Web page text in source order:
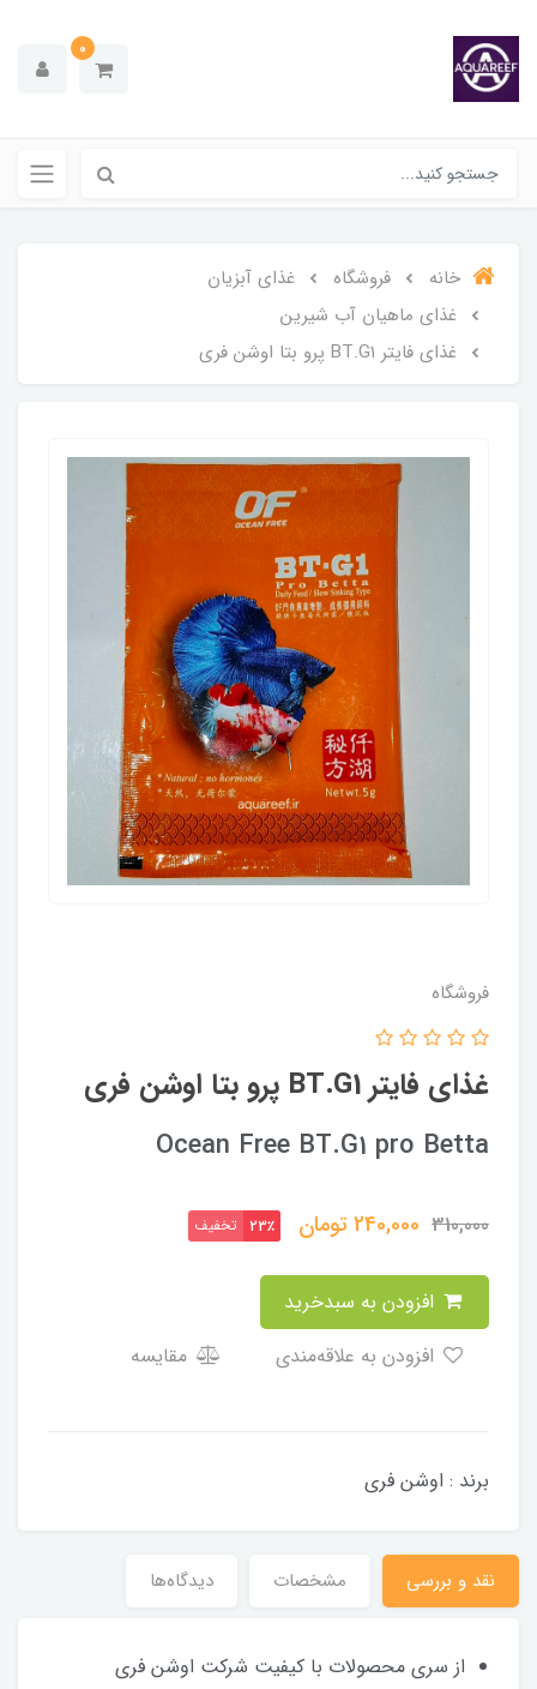
0
خانه فروشگاه
غذای آبزیان
غذای ماهیان آب شیرین
غذای فایتر BT.G1 پرو بتا اوشن فری
فروشگاه
غذای فایتر BT.G1 پرو بتا اوشن فری
Ocean Free BT.G1 pro Betta
310,000
240,000تومان 23٪ تخفیف
مقایسه
برند : اوشن فری
نقد و بررسی مشخصات دیدگاه‌ها
از سری محصولات با کیفیت شرکت اوشن فری